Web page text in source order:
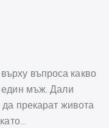
въпроса какво
един мъж. Дали
прекарат живота